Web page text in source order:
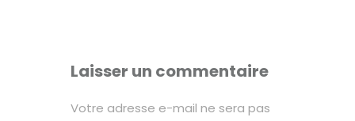
Laisser un commentaire
Votre adresse e-mail ne sera pas